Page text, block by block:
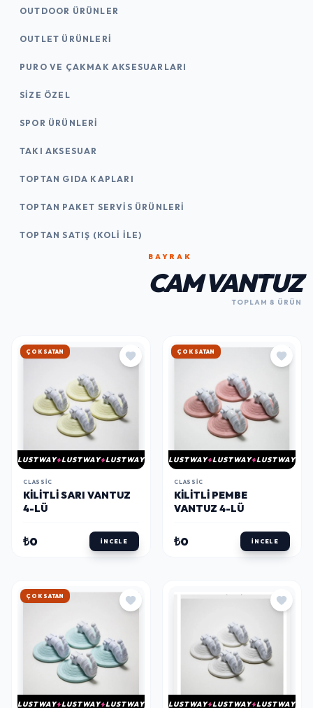
OUTDOOR ÜRÜNLER
OUTLET ÜRÜNLERI
PURO VE ÇAKMAK AKSESUARLARI
SIZE ÖZEL
SPOR ÜRÜNLERI
TAKI AKSESUAR
TOPTAN GIDA KAPLARI
TOPTAN PAKET SERVIS ÜRÜNLERI
TOPTAN SATIŞ (KOLI İLE)
BAYRAK
CAM VANTUZ
TOPLAM 8 ÜRÜN
ÇOK SATAN
LUSTWAY LUSTWAY LUSTWAY
CLASSIC
KILITLI SARI VANTUZ
4-LÜ
₺0 İNCELE
ÇOK SATAN
LUSTWAY LUSTWAY LUSTWAY
CLASSIC
KILITLI PEMBE
VANTUZ 4-LÜ
₺0 İNCELE
ÇOK SATAN
LUSTWAY LUSTWAY LUSTWAY LUSTWAY LUSTWAY LUSTWAY